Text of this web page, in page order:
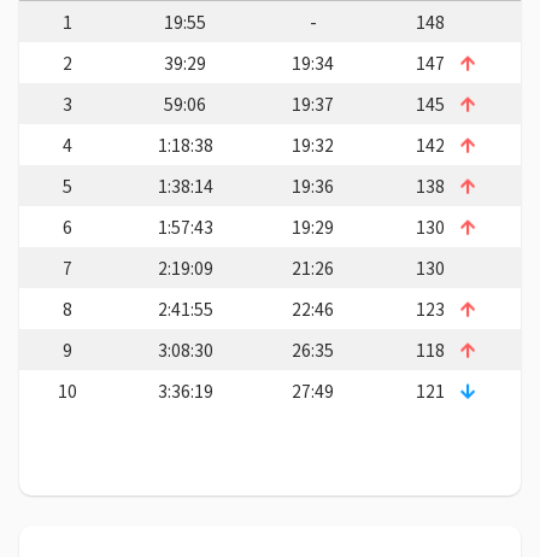
1 19:55 -
148
2
39:29 19:34
147
3
59:06 19:37
145
4
1:18:38 19:32
142
5
1:38:14 19:36
138
6
1:57:43 19:29
130
7
2:19:09 21:26
130
8
2:41:55 22:46
123
9
3:08:30 26:35
118
10
3:36:19 27:49 121